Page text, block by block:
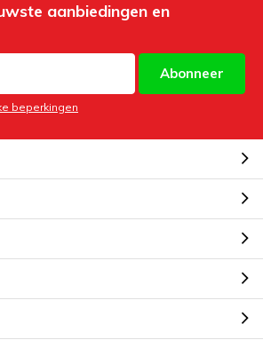
aanbiedingen en
Abonneer
beperkingen